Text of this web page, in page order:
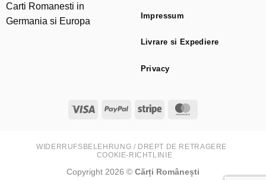
Carti Romanesti in
Germania si Europa
Visa PayPal Stripe
Impressum
Livrare si Expediere
Privacy
WIDERRUFSBELEHRUNG / DREPT DE RETRAGERE
COOKIE-RICHTLINIE
Copyright 2026 © Cărți Românești